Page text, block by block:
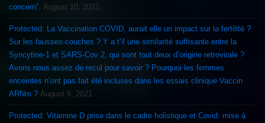
concern”. August 10, 2021
Protected: La Vaccination COVID, aurait elle un impact sur la fertilité ?
Sur les fausses-couches ? Y a t’il une similarité suffisante entre la
Syncytine-1 et SARS-Cov 2, qui sont tout deux d’origine retrovirale ?
Avons nous assez de recul pour savoir ? Pourquoi les femmes
enceintes n’ont pas fait été incluses dans les essais clinique Vaccin
ARNm ? August 9, 2021
Protected: Vitamine D prise dans le cadre holistique et Covid: mise à